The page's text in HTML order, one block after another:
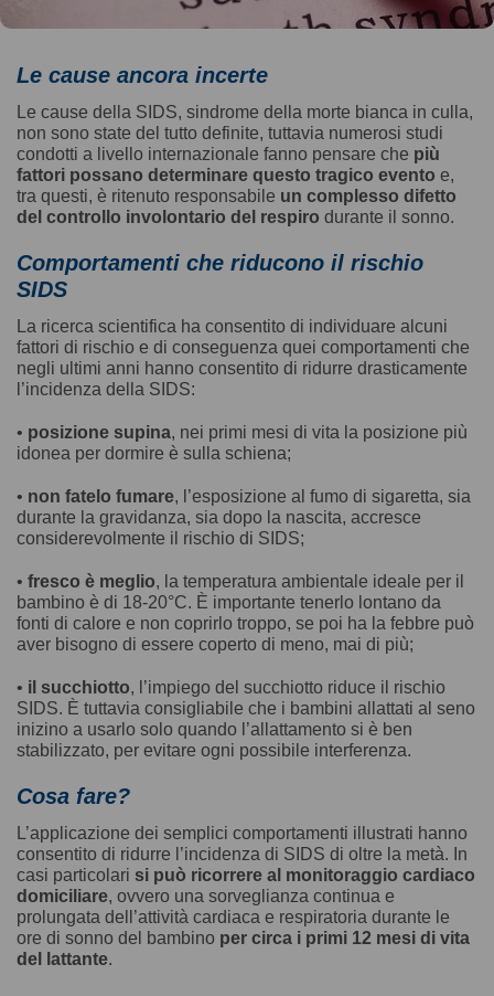
Le cause ancora incerte
Le cause della SIDS, sindrome della morte bianca in culla,
non sono state del tutto definite, tuttavia numerosi studi
condotti a livello internazionale fanno pensare che più
fattori possano determinare questo tragico evento e,
tra questi, è ritenuto responsabile un complesso difetto
del controllo involontario del respiro durante il sonno.
Comportamenti che riducono il rischio
SIDS
La ricerca scientifica ha consentito di individuare alcuni
fattori di rischio e di conseguenza quei comportamenti che
negli ultimi anni hanno consentito di ridurre drasticamente
l’incidenza della SIDS:
• posizione supina, nei primi mesi di vita la posizione più
idonea per dormire è sulla schiena;
• non fatelo fumare, l’esposizione al fumo di sigaretta, sia
durante la gravidanza, sia dopo la nascita, accresce
considerevolmente il rischio di SIDS;
• fresco è meglio, la temperatura ambientale ideale per il
bambino è di 18-20°C. È importante tenerlo lontano da
fonti di calore e non coprirlo troppo, se poi ha la febbre può
aver bisogno di essere coperto di meno, mai di più;
• il succhiotto, l’impiego del succhiotto riduce il rischio
SIDS. È tuttavia consigliabile che i bambini allattati al seno
inizino a usarlo solo quando l’allattamento si è ben
stabilizzato, per evitare ogni possibile interferenza.
Cosa fare?
L’applicazione dei semplici comportamenti illustrati hanno
consentito di ridurre l’incidenza di SIDS di oltre la metà. In
casi particolari si può ricorrere al monitoraggio cardiaco
domiciliare, ovvero una sorveglianza continua e
prolungata dell’attività cardiaca e respiratoria durante le
ore di sonno del bambino per circa i primi 12 mesi di vita
del lattante.